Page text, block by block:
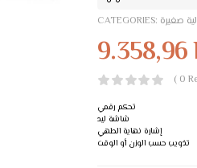
CATEGORIES: صغيرة
9.358,96
( 0
تحكم رقمي
شاشة ليد
إشارة نهاية الطهي
تذويب حسب الوزن أو الوقت